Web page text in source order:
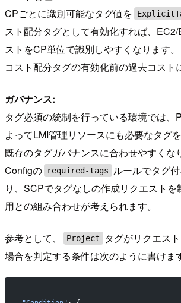
CPごとに識別可能なタグ値を
スト配分タグとして有効化すれば、
ストをCP単位で識別しやすくなります。
コスト配分タグの有効化前の過去コスト
ガバナンス:
タグ必須の統制を行っている環境では、
よってLMI管理リソースにも必要なタグ
既存のタグガバナンスに合わせやすくな
Configの
required-tags
ルールでタグ
り、SCPでタグなしの作成リクエストを
用との組み合わせが考えられます。
参考として、 Project
タグがリクエス
場合を判定する条件は次のように書けま